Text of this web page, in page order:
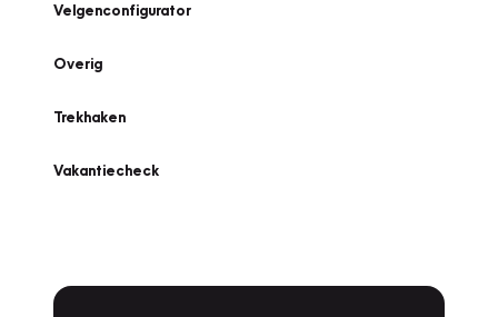
Velgenconfigurator
Overig
Trekhaken
Vakantiecheck